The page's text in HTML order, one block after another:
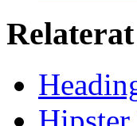
Relaterat